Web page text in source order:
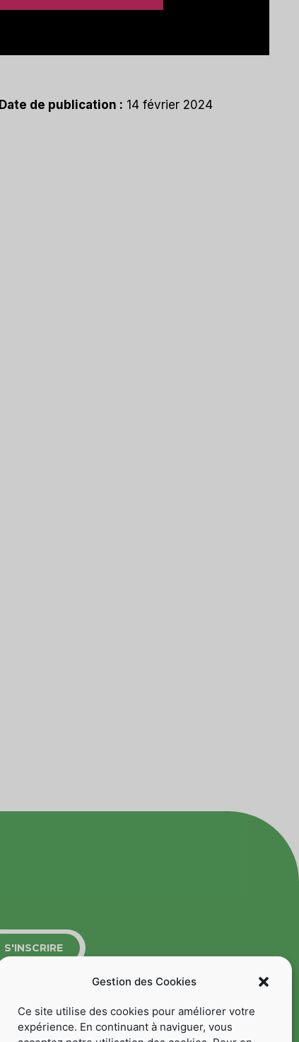
Gestion des Cookies
Ce site utilise des cookies pour améliorer votre
expérience. En continuant à naviguer, vous
Date de publication : 14 février 2024
S'INSCRIRE
CONTACT